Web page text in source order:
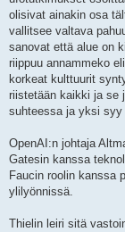
olisivat ainakin osa
vallitsee valtava
sanovat että alue on
riippuu annammeko
korkeat kulttuurit
riistetään kaikki ja se
suhteessa ja yksi
OpenAI:n johtaja
Gatesin kanssa
Faucin roolin kanssa
ylilyönnissä.
Thielin leiri sitä